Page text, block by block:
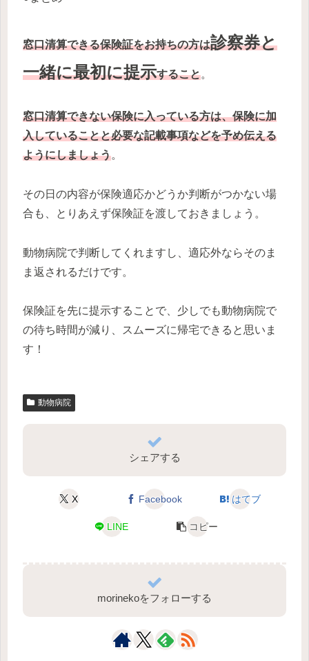
窓口清算できる保険証をお持ちの方は診察券と
一緒に最初に提示すること。
窓口清算できない保険に入っている方は、保険に加
入していることと必要な記載事項などを予め伝える
ようにしましょう。
その日の内容が保険適応かどうか判断がつかない場
合も、とりあえず保険証を渡しておきましょう。
動物病院で判断してくれますし、適応外ならそのま
ま返されるだけです。
保険証を先に提示することで、少しでも動物病院で
の待ち時間が減り、スムーズに帰宅できると思いま
す！
動物病院
シェアする
X Facebook はてブ
LINE コピー
morinekoをフォローする